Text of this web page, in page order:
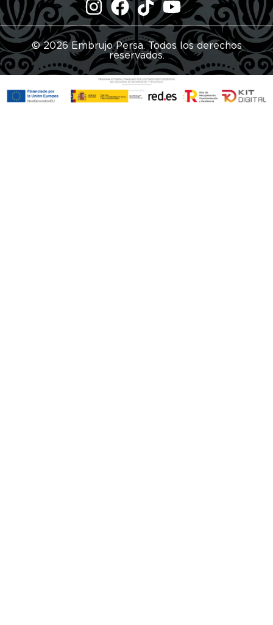
© 2026 Embrujo Persa. Todos los derechos
reservados.